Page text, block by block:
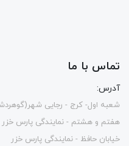
تماس با ما
آدرس:
شعبه اول- کرج - رجایی
خیابان حافظ - نمایندگی پارس خزر